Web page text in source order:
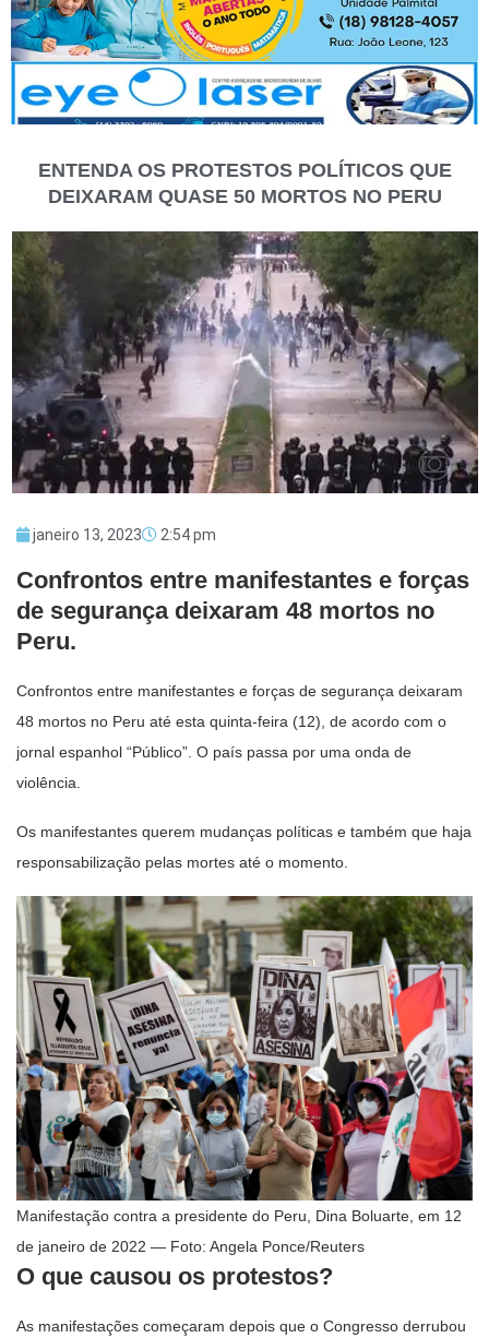
ENTENDA OS PROTESTOS POLÍTICOS QUE
DEIXARAM QUASE 50 MORTOS NO PERU
janeiro 13, 2023 2:54 pm
Confrontos entre manifestantes e forças
de segurança deixaram 48 mortos no
Peru.
Confrontos entre manifestantes e forças de segurança deixaram
48 mortos no Peru até esta quinta-feira (12), de acordo com o
jornal espanhol “Público”. O país passa por uma onda de
violência.
Os manifestantes querem mudanças políticas e também que haja
responsabilização pelas mortes até o momento.
Manifestação contra a presidente do Peru, Dina Boluarte, em 12
de janeiro de 2022 — Foto: Angela Ponce/Reuters
O que causou os protestos?
As manifestações começaram depois que o Congresso derrubou